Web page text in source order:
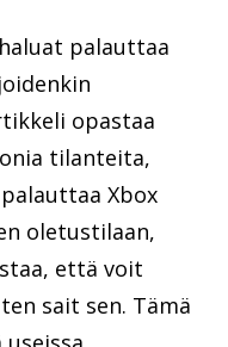
palauttaa
opastaa
tilanteita,
Xbox
oletustilaan,
että voit
sait sen. Tämä